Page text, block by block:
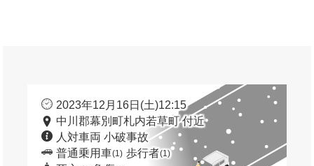
2023年12月16日(土)12:15
中川郡幕別町札内若草町 付近
人対車両 小破事故
普通乗用車(1) 歩行者(1)